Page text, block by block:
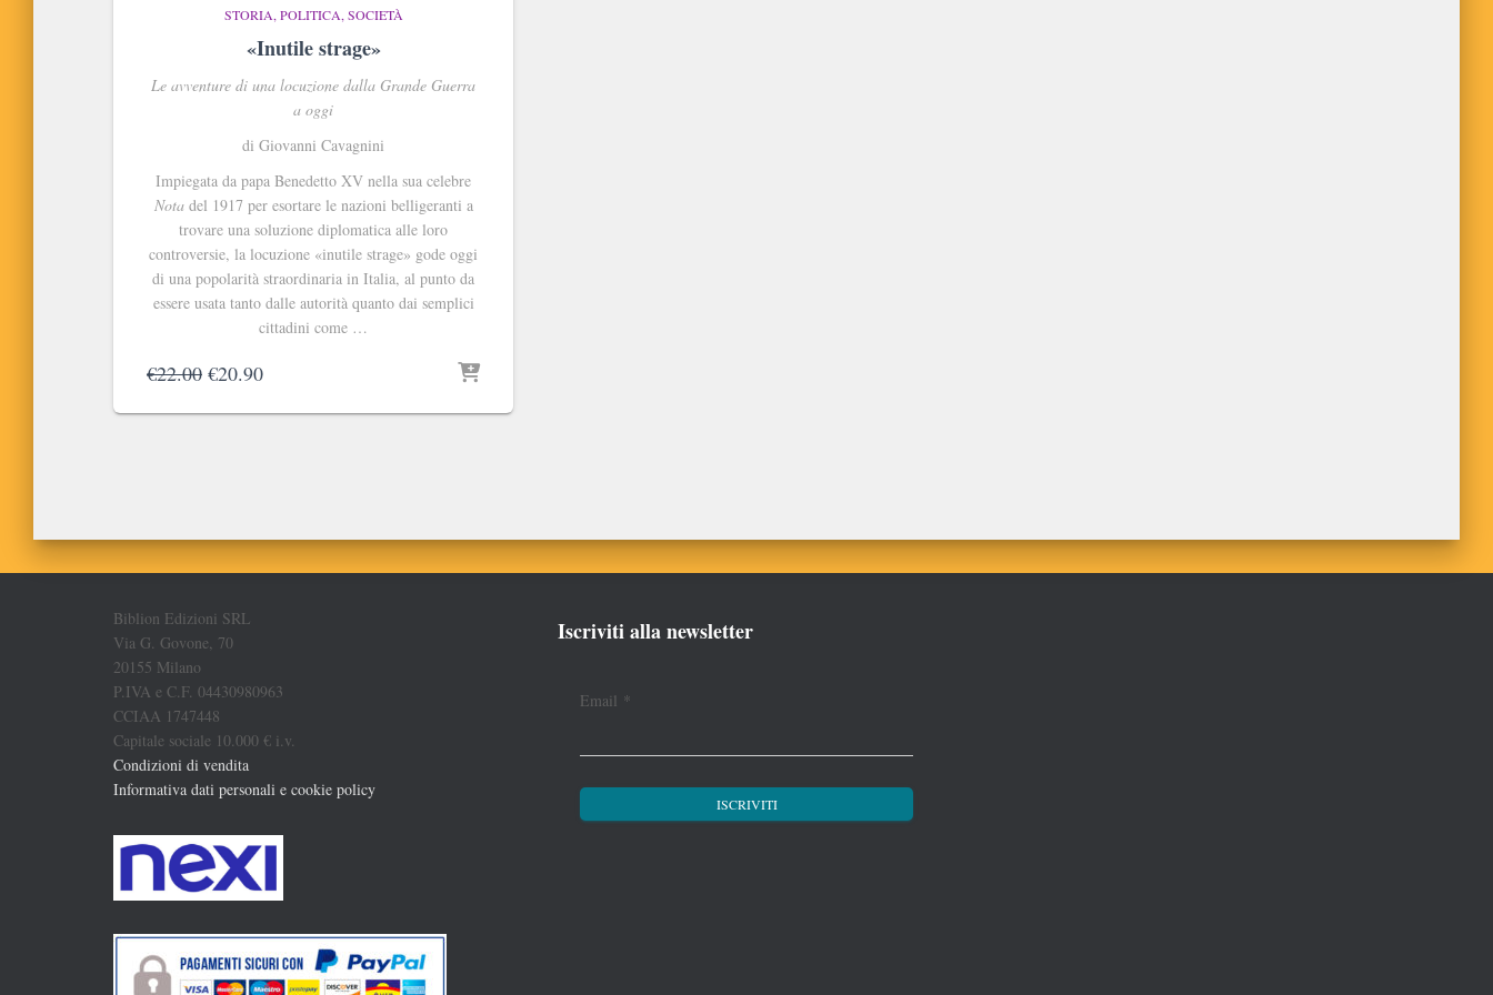
STORIA, POLITICA, SOCIETÀ
«Inutile strage»
Le avventure di una locuzione dalla Grande Guerra
a oggi
di Giovanni Cavagnini
Impiegata da papa Benedetto XV nella sua celebre
Notadel 1917 per esortare le nazioni belligeranti a
trovare una soluzione diplomatica alle loro
controversie, la locuzione «inutile strage» gode oggi
di una popolarità straordinaria in Italia, al punto da
essere usata tanto dalle autorità quanto dai semplici
cittadini come …
€22.00 Il
originale
€20.90Il
attuale
Biblion Edizioni SRL
Via G. Govone, 70
20155 Milano
P.IVA e C.F. 04430980963
CCIAA 1747448
Capitale sociale 10.000 € i.v.
Condizioni di vendita
Informativa dati personali e cookie policy
Iscriviti alla newsletter
Email *